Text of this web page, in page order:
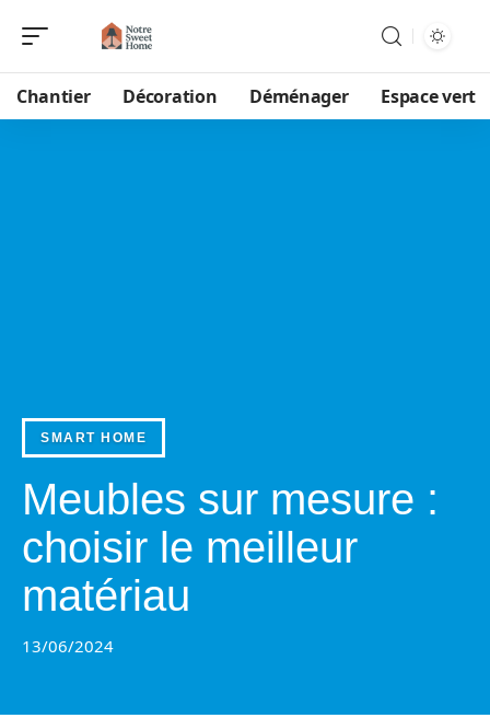
Chantier Décoration Déménager Espace vert
SMART HOME
Meubles sur mesure :
choisir le meilleur
matériau
13/06/2024